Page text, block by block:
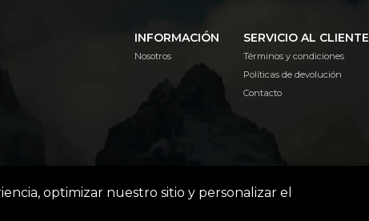
INFORMACIÓN
Nosotros
SERVICIO AL CLIENTE
Términos y condiciones
Políticas de devolución
Contacto
optimizar nuestro sitio y personalizar el